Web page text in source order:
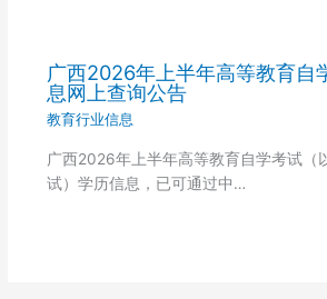
广西2026年上半年高等教育自
息网上查询公告
教育行业信息
广西2026年上半年高等教育自学考试（
试）学历信息，已可通过中…